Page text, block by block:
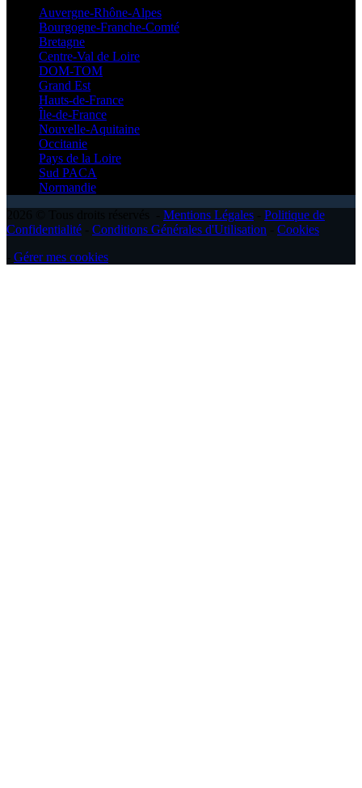
Auvergne-Rhône-Alpes
Bourgogne-Franche-Comté
Bretagne
Centre-Val de Loire
DOM-TOM
Grand Est
Hauts-de-France
Île-de-France
Nouvelle-Aquitaine
Occitanie
Pays de la Loire
Sud PACA
Normandie
Mentions Légales
Politique de
Confidentialité
Conditions Générales d'Utilisation
Cookies
Gérer mes cookies